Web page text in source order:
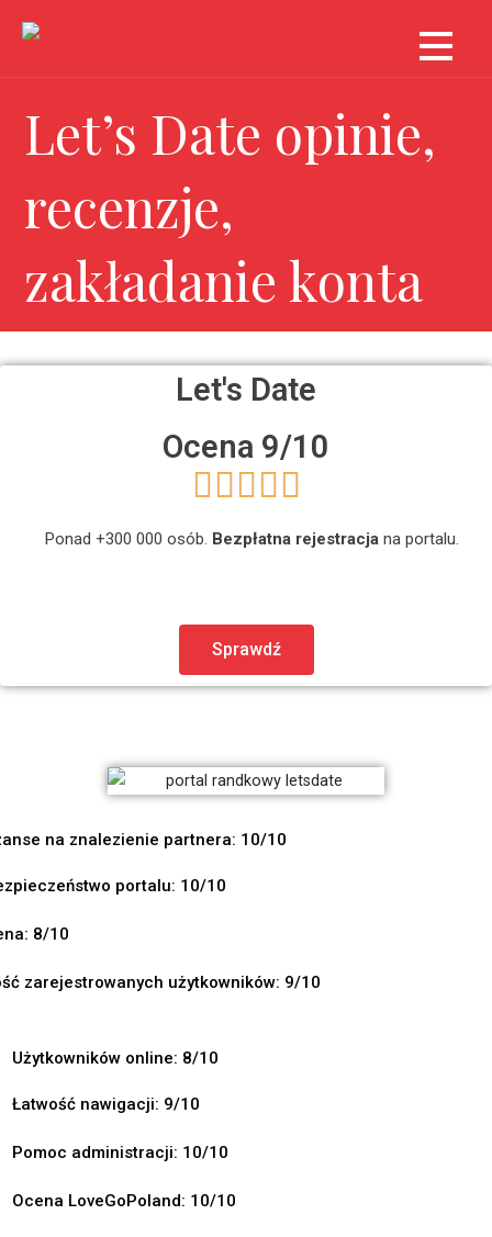
Let’s Date opinie,
recenzje,
zakładanie konta
Let's Date
Ocena 9/10

Ponad +300 000 osób. Bezpłatna rejestracja na portalu.
Sprawdź
na znalezienie partnera: 10/10
portalu: 10/10
8/10
zarejestrowanych użytkowników: 9/10
Użytkowników online: 8/10
Łatwość nawigacji: 9/10
Pomoc administracji: 10/10
Ocena LoveGoPoland: 10/10